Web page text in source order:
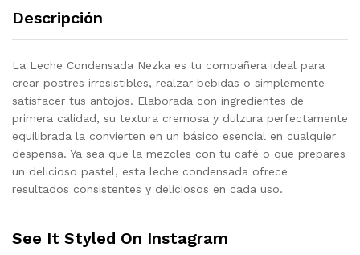
Descripción
La Leche Condensada Nezka es tu compañera ideal para
crear postres irresistibles, realzar bebidas o simplemente
satisfacer tus antojos. Elaborada con ingredientes de
primera calidad, su textura cremosa y dulzura perfectamente
equilibrada la convierten en un básico esencial en cualquier
despensa. Ya sea que la mezcles con tu café o que prepares
un delicioso pastel, esta leche condensada ofrece
resultados consistentes y deliciosos en cada uso.
See It Styled On Instagram